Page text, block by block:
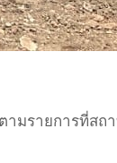
มรายการที่สถ